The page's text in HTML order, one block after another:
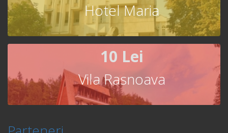
Hotel Maria
10 Lei
Vila Rasnoava